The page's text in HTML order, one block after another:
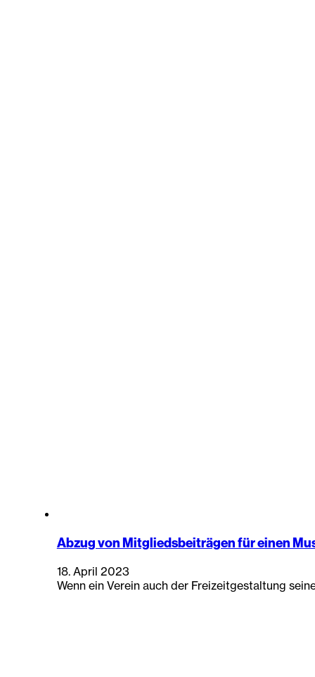
Abzug von Mitgliedsbeiträgen für einen
18. April 2023
Wenn ein Verein auch der Freizeitgestaltung